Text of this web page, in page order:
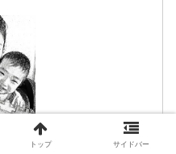
トップ サイドバー